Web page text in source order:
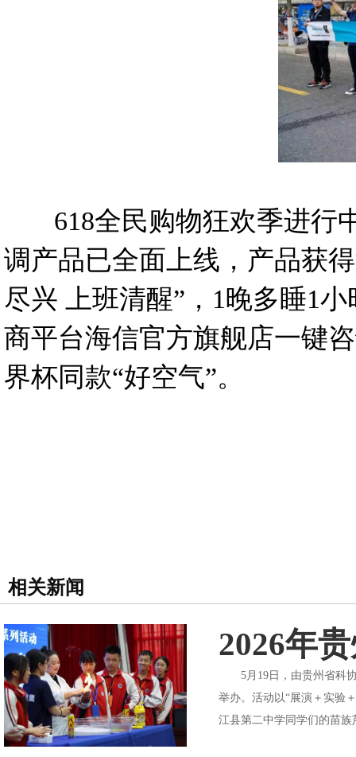
618全民购物狂欢季进行中
调产品已全面上线，产品获
尽兴 上班清醒”，1晚多睡1
商平台海信官方旗舰店一键
界杯同款“好空气”。
相关新闻
2026年
5月19日，由贵州省科协
举办。活动以“展演＋实验
江县第二中学同学们的苗